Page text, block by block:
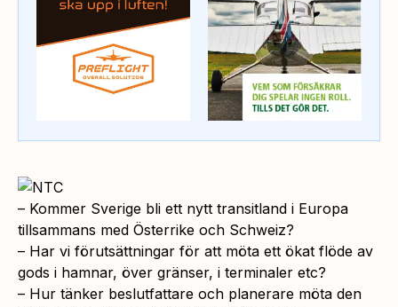
– Kommer Sverige bli ett nytt transitland i Europa
tillsammans med Österrike och Schweiz?
– Har vi förutsättningar för att möta ett ökat flöde av
gods i hamnar, över gränser, i terminaler etc?
– Hur tänker beslutfattare och planerare möta den